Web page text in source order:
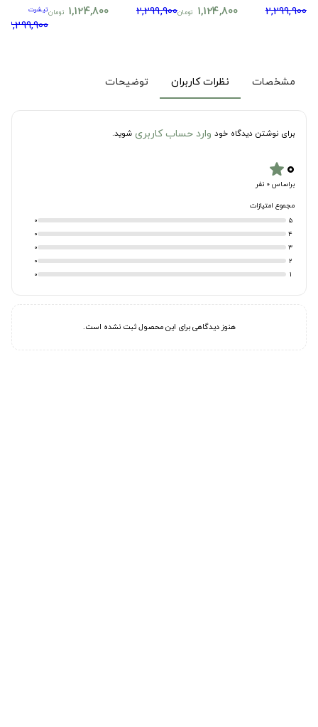
2,299,900
1,124,800 تومان2,299,900
1,124,800 تومانتیشرت
2,299,900
مشخصات نظرات کاربران توضیحات
برای نوشتن دیدگاه خود وارد حساب کاربری شوید.
۰star
براساس 0 نفر
مجموع امتیازات
5
0
4
0
3
0
2
0
1
0
هنوز دیدگاهی برای این محصول ثبت نشده است.